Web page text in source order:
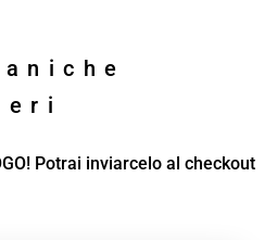
Potrai inviarcelo al checkout